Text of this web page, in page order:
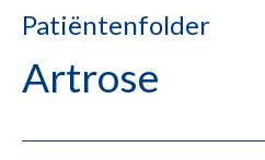
Patiëntenfolder
Artrose